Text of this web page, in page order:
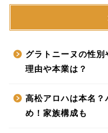
グラトニーヌの性
理由や本業は？
高松アロハは本名？
め！家族構成も